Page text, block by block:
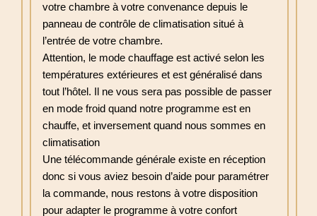
votre chambre à votre convenance depuis le
panneau de contrôle de climatisation situé à
l’entrée de votre chambre.
Attention, le mode chauffage est activé selon les
températures extérieures et est généralisé dans
tout l’hôtel. Il ne vous sera pas possible de passer
en mode froid quand notre programme est en
chauffe, et inversement quand nous sommes en
climatisation
Une télécommande générale existe en réception
donc si vous aviez besoin d’aide pour paramétrer
la commande, nous restons à votre disposition
pour adapter le programme à votre confort